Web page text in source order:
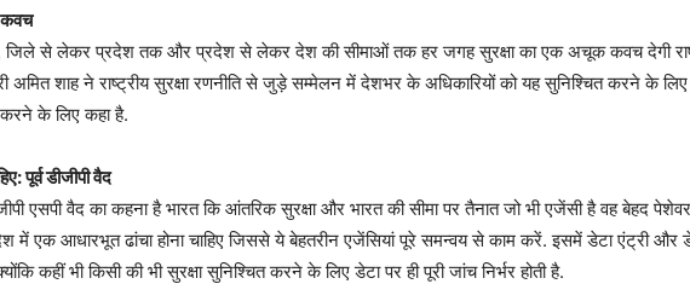
कवच
से लेकर प्रदेश तक और प्रदेश से लेकर देश की सीमाओं तक हर जगह सुरक्षा का एक अचूक कवच देगी
अमित शाह ने राष्ट्रीय सुरक्षा रणनीति से जुड़े सम्मेलन में देशभर के अधिकारियों को यह सुनिश्चित करने के लिए
करने के लिए कहा है.
पूर्व डीजीपी वैद
एसपी वैद का कहना है भारत कि आंतरिक सुरक्षा और भारत की सीमा पर तैनात जो भी एजेंसी है वह बेहद
में एक आधारभूत ढांचा होना चाहिए जिससे ये बेहतरीन एजेंसियां पूरे समन्वय से काम करें. इसमें डेटा एंट्री और
कहीं भी किसी की भी सुरक्षा सुनिश्चित करने के लिए डेटा पर ही पूरी जांच निर्भर होती है.